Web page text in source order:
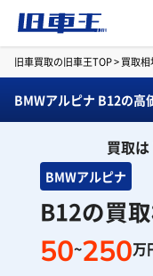
旧車買取の旧車王TOP>買取
BMWアルピナ B12の高
買取は
BMWアルピナ
B12の買
50~250万